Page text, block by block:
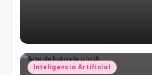
Publicado
Inteligencia Artificial